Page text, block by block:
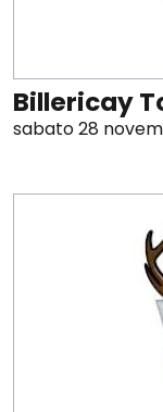
Billericay
sabato 28